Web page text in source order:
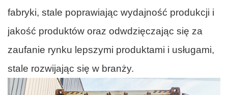
fabryki, stale poprawiając wydajność produkcji i
jakość produktów oraz odwdzięczając się za
zaufanie rynku lepszymi produktami i usługami,
stale rozwijając się w branży.